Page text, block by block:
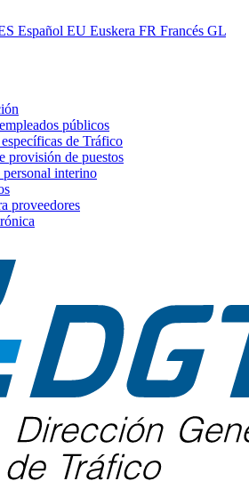
Español EU Euskera FR Francés GL
públicos
de Tráfico
provisión de puestos
personal interino
proveedores